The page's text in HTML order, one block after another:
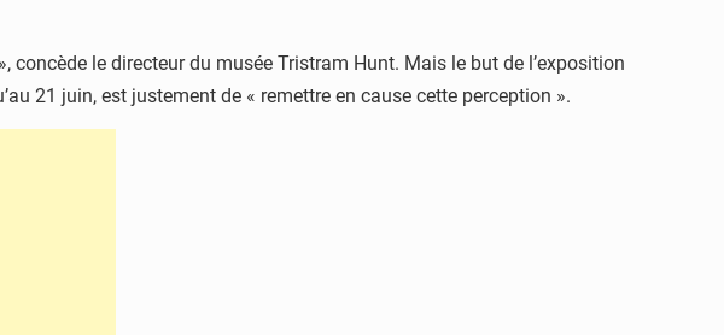
concède le directeur du musée Tristram Hunt. Mais le but de l’exposition
21 juin, est justement de « remettre en cause cette perception ».